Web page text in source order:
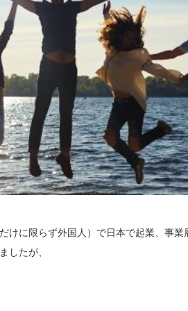
けに限らず外国人）で日本で起業、事
したが、